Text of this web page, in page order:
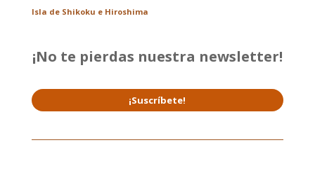
Isla de Shikoku e Hiroshima
¡No te pierdas nuestra newsletter!
¡Suscríbete!